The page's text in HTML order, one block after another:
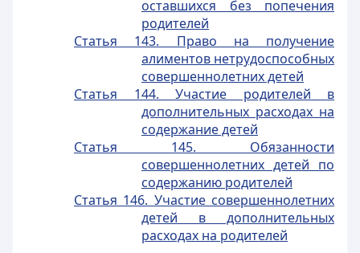
оставшихся без попечения
родителей
Статья 143. Право на получение
алиментов нетрудоспособных
совершеннолетних детей
Статья 144. Участие родителей в
дополнительных расходах на
содержание детей
Статья 145. Обязанности
совершеннолетних детей по
содержанию родителей
Статья 146. Участие совершеннолетних
детей в дополнительных
расходах на родителей